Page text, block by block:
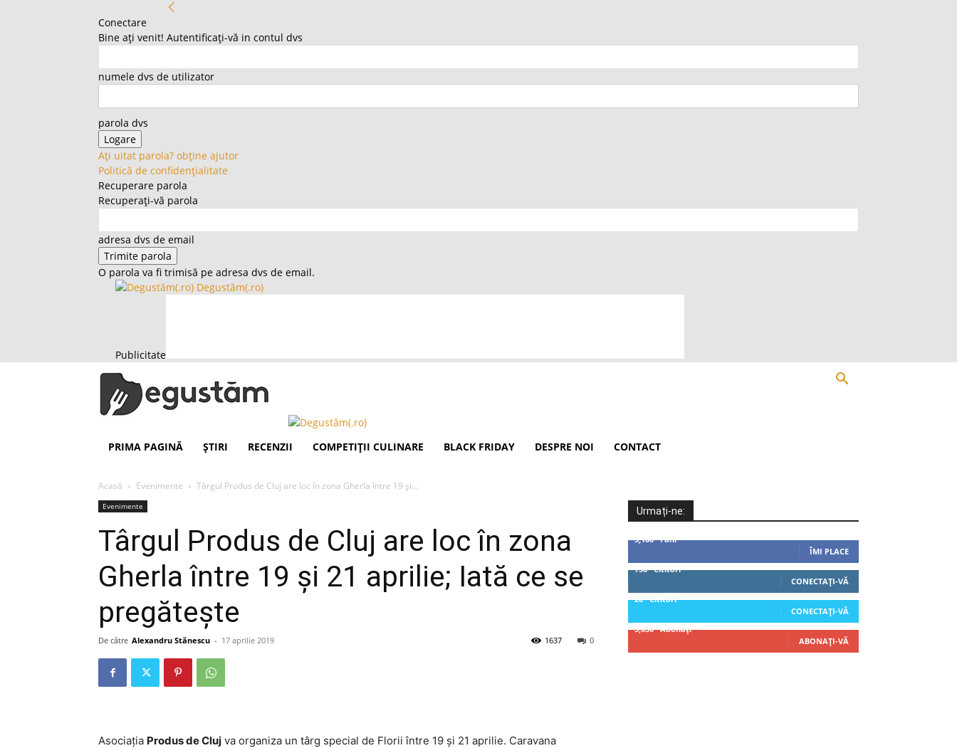
Conectare
Bine ați venit! Autentificați-vă in contul dvs
numele dvs de utilizator
parola dvs
Ați uitat parola? obține ajutor
Politică de confidențialitate
Recuperare parola
Recuperați-vă parola
adresa dvs de email
O parola va fi trimisă pe adresa dvs de email.
Degustăm(.ro)
Publicitate
PRIMA PAGINĂ ȘTIRI RECENZII COMPETIȚII CULINARE BLACK FRIDAY DESPRE NOI CONTACT
Acasă Evenimente Târgul Produs de Cluj are loc în zona Gherla între 19 şi...
Evenimente
Târgul Produs de Cluj are loc în zona
Gherla între 19 şi 21 aprilie; Iată ce se
pregăteşte
De către Alexandru Stănescu - 17 aprilie 2019 0
1637
Asociaţia Produs de Cluj va organiza un târg special de Florii între 19 şi 21 aprilie. Caravana
Urmați-ne:
5,100 Fani
ÎMI PLACE
750 Cititori
CONECTAȚI-VĂ
20 Cititori
CONECTAȚI-VĂ
3,050 Abonați
ABONAȚI-VĂ